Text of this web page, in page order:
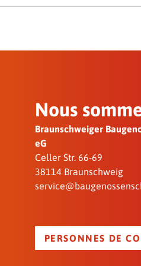
strictement séparés, toutes
Nous
Braunschweiger
eG
Celler Str. 66-69
38114 Braunschweig
PERSONNES DE